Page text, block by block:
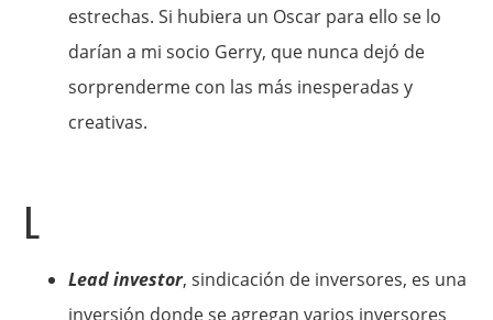
estrechas. Si hubiera un Oscar para ello se lo
darían a mi socio Gerry, que nunca dejó de
sorprenderme con las más inesperadas y
creativas.
L
Lead investor, sindicación de inversores, es una
inversión donde se agregan varios inversores